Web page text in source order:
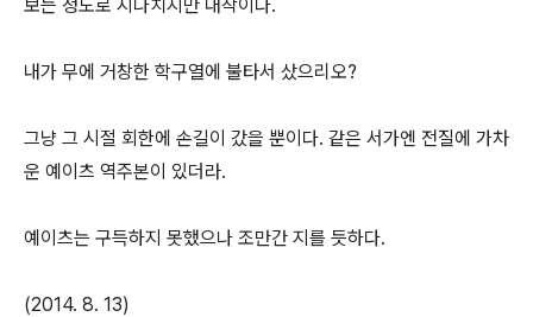
보는 정도로 지나치지만 대작이다.
내가 무에 거창한 학구열에 불타서 샀으리오?
그냥 그 시절 회한에 손길이 갔을 뿐이다. 같은 서가엔 전질에 가차
운 예이츠 역주본이 있더라.
예이츠는 구득하지 못했으나 조만간 지를 듯하다.
(2014. 8. 13)